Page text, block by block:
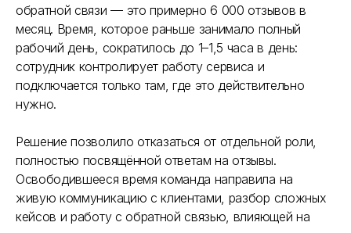
обратной связи — это примерно 6 000 отзывов в
месяц. Время, которое раньше занимало полный
рабочий день, сократилось до 1–1,5 часа в день:
сотрудник контролирует работу сервиса и
подключается только там, где это действительно
нужно.
Решение позволило отказаться от отдельной роли,
полностью посвящённой ответам на отзывы.
Освободившееся время команда направила на
живую коммуникацию с клиентами, разбор сложных
кейсов и работу с обратной связью, влияющей на